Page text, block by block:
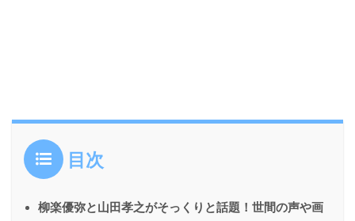
目次
柳楽優弥と山田孝之がそっくりと話題！世間の声や画